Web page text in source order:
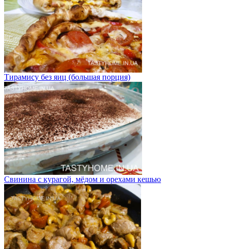
Тирамису без яиц (большая порция)
Свинина с курагой, мёдом и орехами кешью